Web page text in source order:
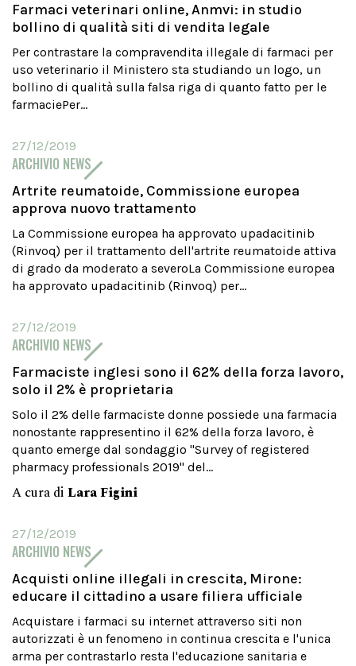
Farmaci veterinari online, Anmvi: in studio
bollino di qualità siti di vendita legale
Per contrastare la compravendita illegale di farmaci per
uso veterinario il Ministero sta studiando un logo, un
bollino di qualità sulla falsa riga di quanto fatto per le
farmaciePer...
27/12/2019
ARCHIVIO NEWS
Artrite reumatoide, Commissione europea
approva nuovo trattamento
La Commissione europea ha approvato upadacitinib
(Rinvoq) per il trattamento dell'artrite reumatoide attiva
di grado da moderato a severoLa Commissione europea
ha approvato upadacitinib (Rinvoq) per...
27/12/2019
ARCHIVIO NEWS
Farmaciste inglesi sono il 62% della forza lavoro,
solo il 2% è proprietaria
Solo il 2% delle farmaciste donne possiede una farmacia
nonostante rappresentino il 62% della forza lavoro, è
quanto emerge dal sondaggio "Survey of registered
pharmacy professionals 2019" del...
A cura di Lara Figini
27/12/2019
ARCHIVIO NEWS
Acquisti online illegali in crescita, Mirone:
educare il cittadino a usare filiera ufficiale
Acquistare i farmaci su internet attraverso siti non
autorizzati è un fenomeno in continua crescita e l'unica
arma per contrastarlo resta l'educazione sanitaria e